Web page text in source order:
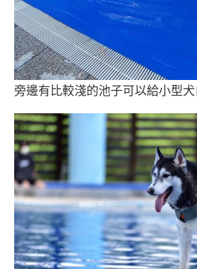
旁邊有比較淺的池子可以給小型犬